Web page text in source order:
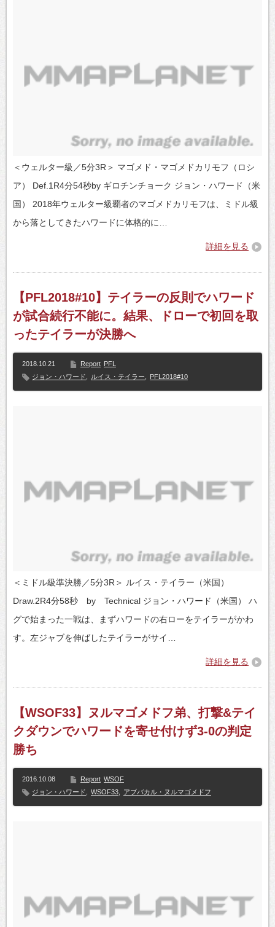
＜ウェルター級／5分3R＞ マゴメド・マゴメドカリモフ（ロシ
ア） Def.1R4分54秒by ギロチンチョーク ジョン・ハワード（米
国） 2018年ウェルター級覇者のマゴメドカリモフは、ミドル級
から落としてきたハワードに体格的に…
詳細を見る
【PFL2018#10】テイラーの反則でハワード
が試合続行不能に。結果、ドローで初回を取
ったテイラーが決勝へ
2018.10.21 Report PFL
ジョン・ハワード
ルイス・テイラー PFL2018#10
＜ミドル級準決勝／5分3R＞ ルイス・テイラー（米国）
Draw.2R4分58秒 by Technical ジョン・ハワード（米国） ハ
グで始まった一戦は、まずハワードの右ローをテイラーがかわ
す。左ジャブを伸ばしたテイラーがサイ…
詳細を見る
【WSOF33】ヌルマゴメドフ弟、打撃&テイ
クダウンでハワードを寄せ付けず3‐0の判定
勝ち
2016.10.08 Report WSOF
ジョン・ハワード
WSOF33 アブバカル・ヌルマゴメドフ